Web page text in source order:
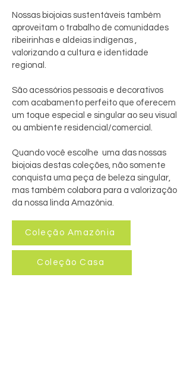
Nossas biojoias sustentáveis também
aproveitam o trabalho de comunidades
ribeirinhas e aldeias indígenas ,
valorizando a cultura e identidade
regional.
São acessórios pessoais e decorativos
com acabamento perfeito que oferecem
um toque especial e singular ao seu visual
ou ambiente residencial/comercial.
Quando você escolhe uma das nossas
biojoias destas coleções, não somente
conquista uma peça de beleza singular,
mas também colabora para a valorização
da nossa linda Amazônia.
Coleção Amazônia
Coleção Casa